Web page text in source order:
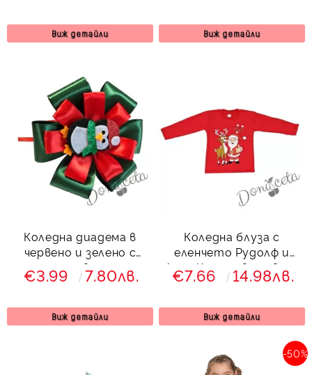
Виж детайли Виж детайли
Коледна диадема в
червено и зелено с
пингвин
€3.99 7.80лв.
Виж детайли
Коледна блуза с
еленчето Рудолф и
Дядо Коледа в червено
€7.66 14.98лв.
Виж детайли
-50%